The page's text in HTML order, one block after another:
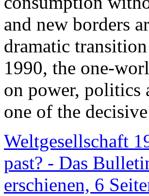
and new borders
dramatic
1990, the one-
on power, politics
one of the
Weltgesellschaft
past? - Das
erschienen, 6